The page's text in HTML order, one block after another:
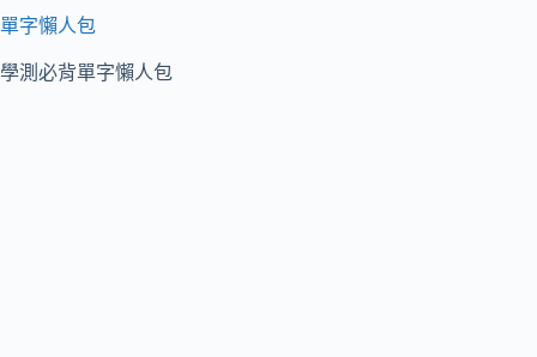
單字懶人包
學測必背單字懶人包